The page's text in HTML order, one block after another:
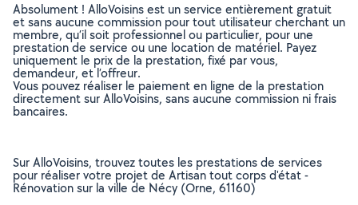
Absolument ! AlloVoisins est un service entièrement gratuit
et sans aucune commission pour tout utilisateur cherchant un
membre, qu’il soit professionnel ou particulier, pour une
prestation de service ou une location de matériel. Payez
uniquement le prix de la prestation, fixé par vous,
demandeur, et l’offreur.
Vous pouvez réaliser le paiement en ligne de la prestation
directement sur AlloVoisins, sans aucune commission ni frais
bancaires.
Sur AlloVoisins, trouvez toutes les prestations de services
pour réaliser votre projet de Artisan tout corps d'état -
Rénovation sur la ville de Nécy (Orne, 61160)